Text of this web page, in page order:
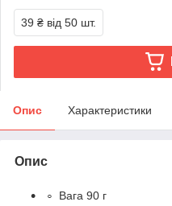
39 ₴ від 50 шт.
Опис Характеристики
Опис
Вага 90 г